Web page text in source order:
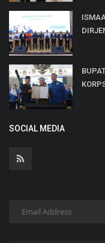
SOCIAL MEDIA